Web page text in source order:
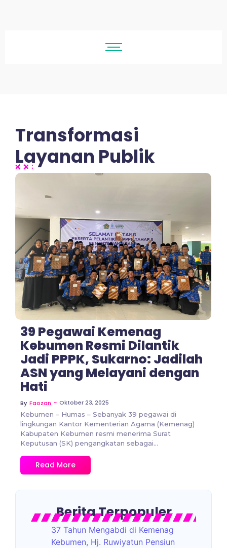
Transformasi
Layanan Publik
No Comments
39 Pegawai Kemenag
Kebumen Resmi Dilantik
Jadi PPPK, Sukarno: Jadilah
ASN yang Melayani dengan
Hati
By Faozan ~ Oktober 23, 2025
Kebumen – Humas – Sebanyak 39 pegawai di
lingkungan Kantor Kementerian Agama (Kemenag)
Kabupaten Kebumen resmi menerima Surat
Keputusan (SK) pengangkatan sebagai...
Read More
Berita Terpopuler
37 Tahun Mengabdi di Kemenag
Kebumen, Hj. Ruwiyatun Pensiun